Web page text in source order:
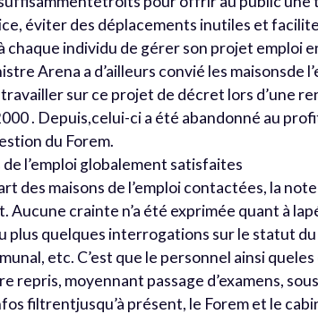
éviter des déplacements inutiles et
chaque individu de gérer son projet emploi
Arena a d’ailleurs convié les maisonsde
sur ce projet de décret lors d’une
. Depuis,celui-ci a été abandonné au
du Forem.
de l’emploi globalement satisfaites
des maisons de l’emploi contactées, la
Aucune crainte n’a été exprimée quant à
plus quelques interrogations sur le statut
etc. C’est que le personnel ainsi
repris, moyennant passage d’examens,
filtrentjusqu’à présent, le Forem et le